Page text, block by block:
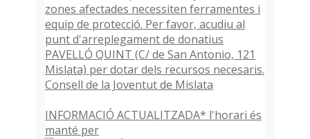
INFORMACIÓ ACTUALITZADA* l'horari és
manté per